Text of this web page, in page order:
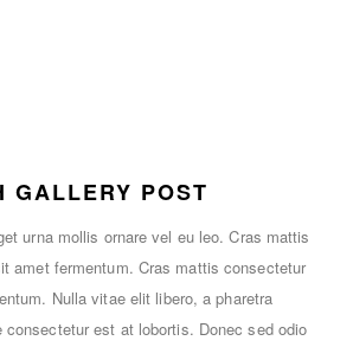
GALLERY POST
urna mollis ornare vel eu leo. Cras mattis
amet fermentum. Cras mattis consectetur
Nulla vitae elit libero, a pharetra
consectetur est at lobortis. Donec sed odio